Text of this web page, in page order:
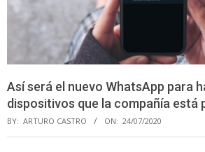
Así será el nuevo WhatsApp para
dispositivos que la compañía está
BY: ARTURO CASTRO ON: 24/07/2020